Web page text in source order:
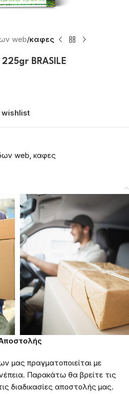
web καφες
225gr BRASILE
web, καφες
μας πραγματοποιείται με
Παρακάτω θα βρείτε τις
διαδικασίες αποστολής μας.